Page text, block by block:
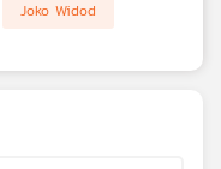
Joko Widod